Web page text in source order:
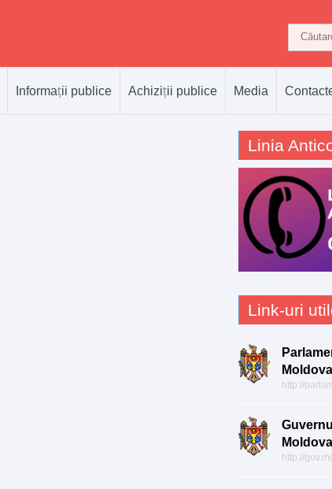
Informații publice Achiziții publice Media
Linia
Link-uri
Moldova
http://
Moldova
http://